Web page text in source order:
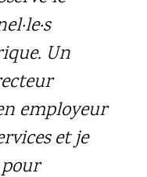
Un
employeur
et je